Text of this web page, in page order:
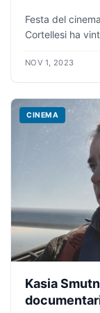
Festa del
Cortellesi ha
NOV 1, 2023
CINEMA
Kasia